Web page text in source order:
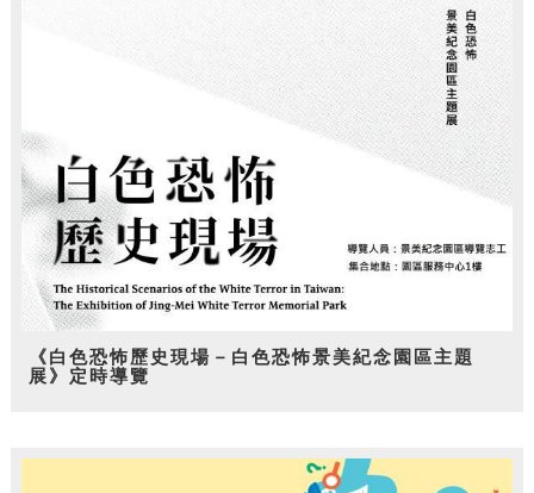
《白色恐怖歷史現場－白色恐怖景美紀念園區主題
展》定時導覽